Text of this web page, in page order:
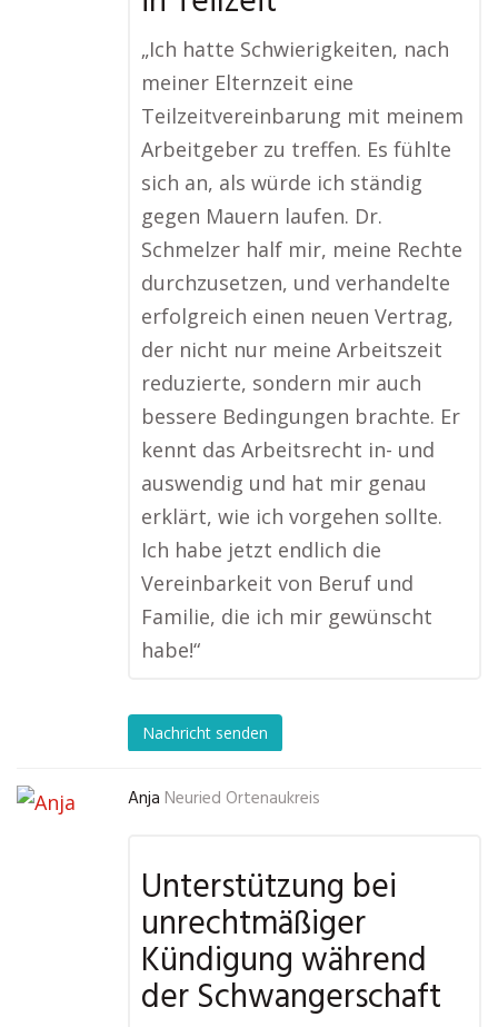
„Ich hatte Schwierigkeiten, nach
meiner Elternzeit eine
Teilzeitvereinbarung mit meinem
Arbeitgeber zu treffen. Es fühlte
sich an, als würde ich ständig
gegen Mauern laufen. Dr.
Schmelzer half mir, meine Rechte
durchzusetzen, und verhandelte
erfolgreich einen neuen Vertrag,
der nicht nur meine Arbeitszeit
reduzierte, sondern mir auch
bessere Bedingungen brachte. Er
kennt das Arbeitsrecht in- und
auswendig und hat mir genau
erklärt, wie ich vorgehen sollte.
Ich habe jetzt endlich die
Vereinbarkeit von Beruf und
Familie, die ich mir gewünscht
habe!“
Nachricht senden
Anja Neuried Ortenaukreis
Unterstützung bei
unrechtmäßiger
Kündigung während
der Schwangerschaft